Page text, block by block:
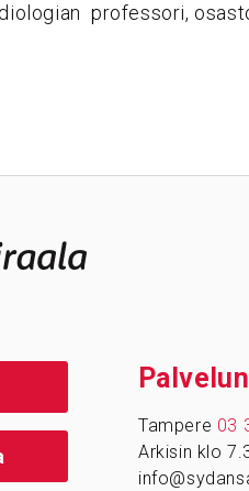
professori,
Tampere 03
Arkisin klo